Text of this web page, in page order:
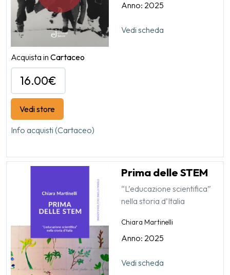
Anno: 2025
Vedi scheda
Acquista in Cartaceo
16.00€
Vedi store
Info acquisti (Cartaceo)
Prima delle STEM
“L’educazione scientifica”
nella storia d’Italia
Chiara Martinelli
Anno: 2025
Vedi scheda